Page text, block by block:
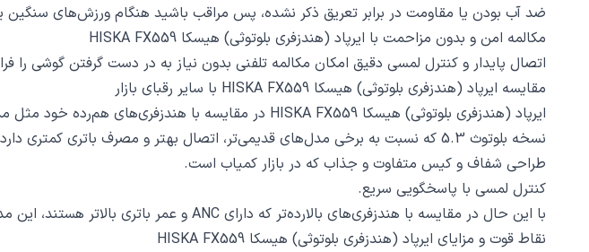
ضد آب بودن یا مقاومت در برابر تعریق ذکر نشده، پس مراقب باشید هنگام ورزش‌های سنگین یا
مکالمه امن و بدون مزاحمت با ایرپاد (هندزفری بلوتوثی) هیسکا HISKA FX559
اتصال پایدار و کنترل لمسی دقیق امکان مکالمه تلفنی بدون نیاز به در دست گرفتن گوشی را
مقایسه ایرپاد (هندزفری بلوتوثی) هیسکا HISKA FX559 با سایر رقبای بازار
ایرپاد (هندزفری بلوتوثی) هیسکا HISKA FX559 در مقایسه با هندزفری‌های هم‌رده خود مثل مدل‌های پایه شیائومی، ریلمی یا هایلو، چند مزیت عمده دارد:
نسخه بلوتوث 5.3 که نسبت به برخی مدل‌های قدیمی‌تر، اتصال بهتر و مصرف باتری کمتری دارد.
طراحی شفاف و کیس متفاوت و جذاب که در بازار کمیاب است.
کنترل لمسی با پاسخگویی سریع.
با این حال در مقایسه با هندزفری‌های بالارده‌تر که دارای ANC و عمر باتری بالاتر هستند، این مدل ساده‌تر است ولی قیمت آن بسیار مناسب‌تر است.
نقاط قوت و مزایای ایرپاد (هندزفری بلوتوثی) هیسکا HISKA FX559